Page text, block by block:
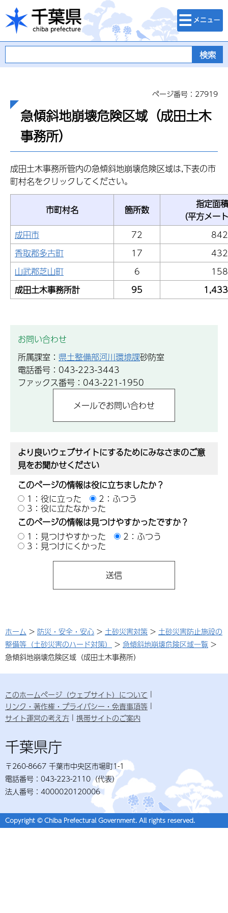
千葉県
検索・メニュ
ー
ページ番号：27919
急傾斜地崩壊危険区域（成田土木
事務所）
成田土木事務所管内の急傾斜地崩壊危険区域は,下表の市
町村名をクリックしてください。
市町村名 箇所数
指定面積
（平方メー
成田市
72
香取郡多古町
17
山武郡芝山町
6
成田土木事務所計
95
お問い合わせ
所属課室： 県土整備部河川環境課砂防室
電話番号：043-223-3443
ファックス番号：043-221-1950
より良いウェブサイトにするためにみなさまのご意
見をお聞かせください
このページの情報は役に立ちましたか？
1：役に立った
2：ふつう
3：役に立たなかった
このページの情報は見つけやすかったですか？
1：見つけやすかった
2：ふつう
3：見つけにくかった
ホーム > 防災・安全・安心 > 土砂災害対策 > 土砂災害防止施設の
整備等（土砂災害のハード対策）
> 急傾斜地崩壊危険区域一覧 >
急傾斜地崩壊危険区域（成田土木事務所）
このホームページ（ウェブサイト）について
リンク・著作権・プライバシー・免責事項等
サイト運営の考え方
携帯サイトのご案内
千葉県庁
〒260-8667 千葉市中央区市場町1-1
電話番号：043-223-2110（代表）
法人番号：4000020120006
Copyright © Chiba Prefectural Government. All rights reserved.